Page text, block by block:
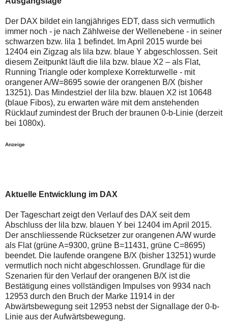
auch
gegen
die
Netiquette
oder
ein
Missbrauch
der
Kommentarfunktion
sein.
Bitte
überprüfen
Sie
Ihre
Browsereinstellungen
Ihre
zu
einem
Zeitpunkt
noch
einmal.
Sollte
das
Problem
weiterbestehen
bitte
ich
um
Kontaktaufnahme
per
Mail
robbys-
Alternativ
die
Post
auch
auf
der
Plattform
wallstreet-
online.de
verfügbar.
Der DAX bildet ein langjähriges EDT, dass sich vermutlich
immer noch - je nach Zählweise der Wellenebene - in seiner
schwarzen bzw. lila 1 befindet. Im April 2015 wurde bei
12404 ein Zigzag als lila bzw. blaue Y abgeschlossen. Seit
diesem Zeitpunkt läuft die lila bzw. blaue X2 – als Flat,
Running Triangle oder komplexe Korrekturwelle - mit
orangener A/W=8695 sowie der orangenen B/X (bisher
13251). Das Mindestziel der lila bzw. blauen X2 ist 10648
(blaue Fibos), zu erwarten wäre mit dem anstehenden
Rücklauf zumindest der Bruch der braunen 0-b-Linie (derzeit
bei 1080x).
Anzeige
Aktuelle Entwicklung im DAX
Der Tageschart zeigt den Verlauf des DAX seit dem
Abschluss der lila bzw. blauen Y bei 12404 im April 2015.
Der anschliessende Rücksetzer zur orangenen A/W wurde
als Flat (grüne A=9300, grüne B=11431, grüne C=8695)
beendet. Die laufende orangene B/X (bisher 13251) wurde
vermutlich noch nicht abgeschlossen. Grundlage für die
Szenarien für den Verlauf der orangenen B/X ist die
Bestätigung eines vollständigen Impulses von 9934 nach
12953 durch den Bruch der Marke 11914 in der
Abwärtsbewegung seit 12953 nebst der Signallage der 0-b-
Linie aus der Aufwärtsbewegung.